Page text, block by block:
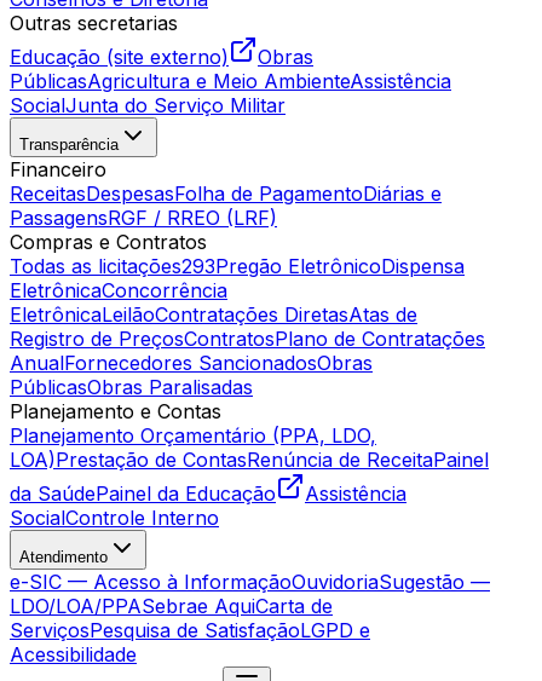
Outras secretarias
Educação (site externo)
Obras
PúblicasAgricultura e Meio AmbienteAssistência
SocialJunta do Serviço Militar
Transparência
Financeiro
ReceitasDespesasFolha de PagamentoDiárias e
PassagensRGF / RREO (LRF)
Compras e Contratos
Todas as licitações293Pregão EletrônicoDispensa
EletrônicaConcorrência
EletrônicaLeilãoContratações DiretasAtas de
Registro de PreçosContratosPlano de Contratações
AnualFornecedores SancionadosObras
PúblicasObras Paralisadas
Planejamento e Contas
Planejamento Orçamentário (PPA, LDO,
LOA)Prestação de ContasRenúncia de ReceitaPainel
da SaúdePainel da Educação
Assistência
SocialControle Interno
Atendimento
e-SIC — Acesso à InformaçãoOuvidoriaSugestão —
LDO/LOA/PPASebrae AquiCarta de
ServiçosPesquisa de SatisfaçãoLGPD e
Acessibilidade